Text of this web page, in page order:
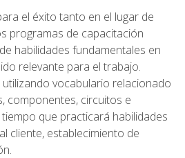
el éxito tanto en el lugar de
programas de capacitación
habilidades fundamentales en
relevante para el trabajo.
vocabulario relacionado
componentes, circuitos e
que practicará habilidades
cliente, establecimiento de